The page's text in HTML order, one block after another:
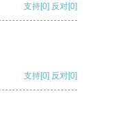
支持[0] 反对[0]
支持[0] 反对[0]